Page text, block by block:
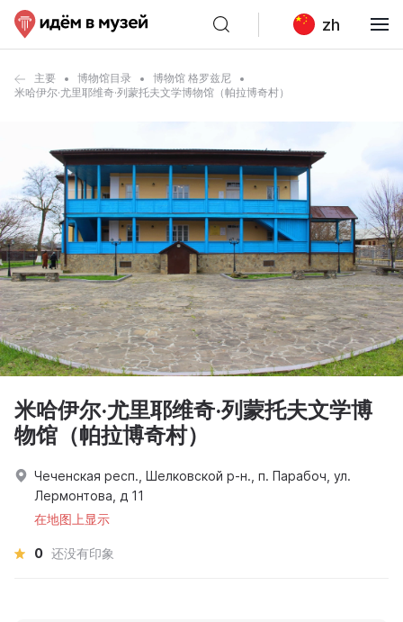
zh
主要 博物馆目录
博物馆 格罗兹尼
米哈伊尔·尤里耶维奇·列蒙托夫文学博物馆（帕拉博奇村）
米哈伊尔·尤里耶维奇·列蒙托夫文学博
物馆（帕拉博奇村）
Чеченская респ., Шелковской р-н., п. Парабоч, ул.
Лермонтова, д 11
在地图上显示
0 还没有印象